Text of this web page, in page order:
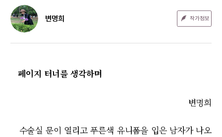
변명희
페이지 터너를 생각하며
변명희
수술실 문이 열리고 푸른색 유니폼을 입은 남자가 나오